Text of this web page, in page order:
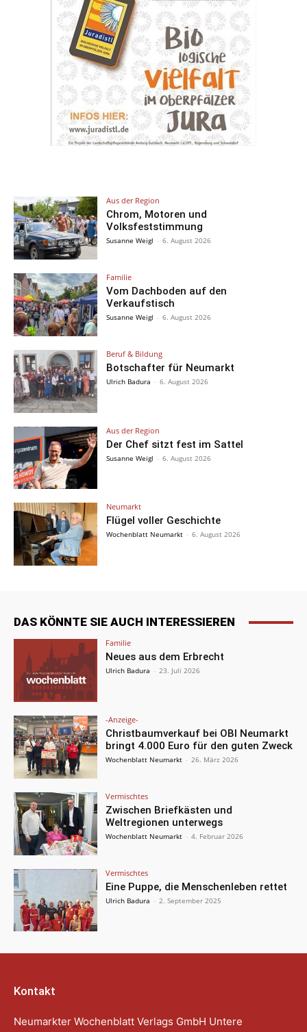
Aus der Region
Chrom, Motoren und
Volksfeststimmung
Susanne Weigl - 6. August 2026
Familie
Vom Dachboden auf den
Verkaufstisch
Susanne Weigl - 6. August 2026
Beruf & Bildung
Botschafter für Neumarkt
Ulrich Badura - 6. August 2026
Aus der Region
Der Chef sitzt fest im Sattel
Susanne Weigl - 6. August 2026
Neumarkt
Flügel voller Geschichte
Wochenblatt Neumarkt - 6. August 2026
DAS KÖNNTE SIE AUCH INTERESSIEREN
Familie
Neues aus dem Erbrecht
Ulrich Badura - 23. Juli 2026
-Anzeige-
Christbaumverkauf bei OBI Neumarkt
bringt 4.000 Euro für den guten Zweck
Wochenblatt Neumarkt - 26. März 2026
Vermischtes
Zwischen Briefkästen und
Weltregionen unterwegs
Wochenblatt Neumarkt - 4. Februar 2026
Vermischtes
Eine Puppe, die Menschenleben rettet
Ulrich Badura - 2. September 2025
Kontakt
Neumarkter Wochenblatt Verlags GmbH Untere